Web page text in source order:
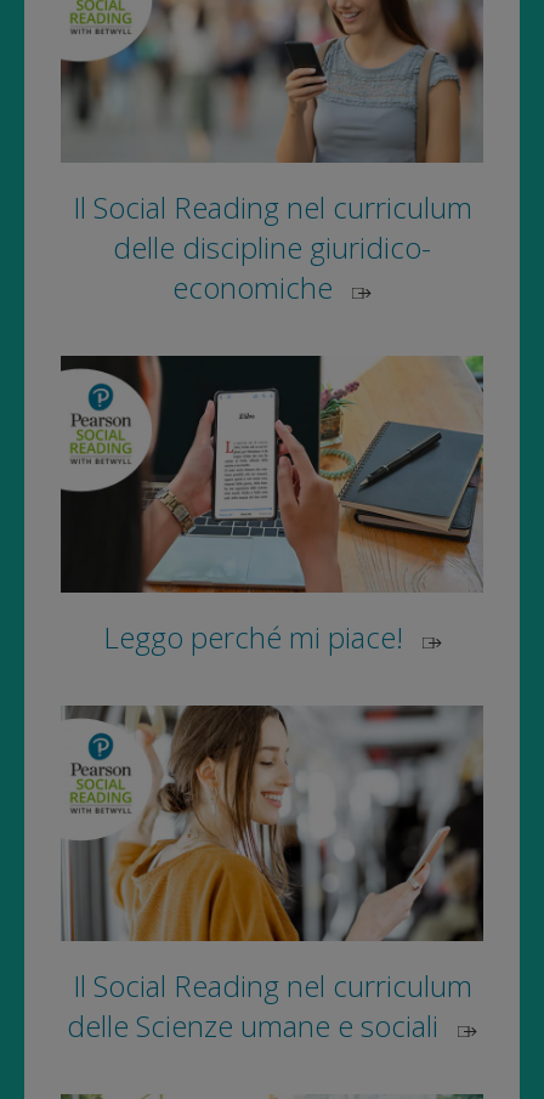
Il Social Reading nel curriculum
delle discipline giuridico-
economiche
Leggo perché mi piace!
Il Social Reading nel curriculum
delle Scienze umane e sociali